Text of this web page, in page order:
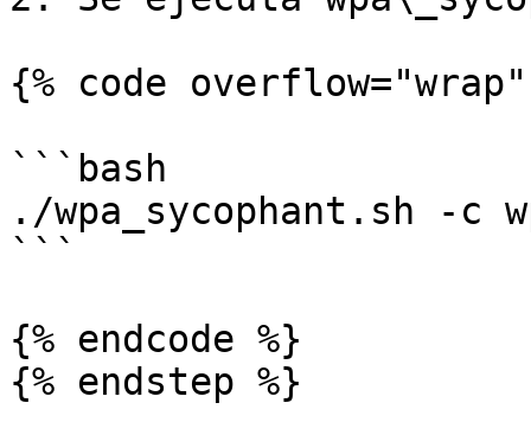
{% code
```bash
./wpa_sycophant.sh -c
```
{% endcode %}
{% endstep %}